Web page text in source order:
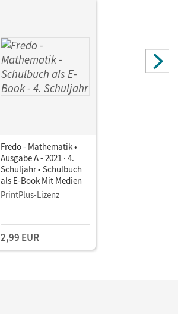
Fredo - Mathematik •
Ausgabe A - 2021 · 4.
Schuljahr • Schulbuch
als E-Book Mit Medien
PrintPlus-Lizenz
2,99 EUR